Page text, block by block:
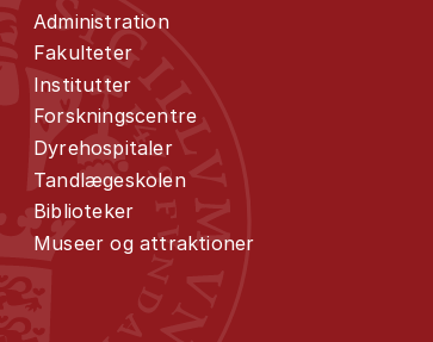
Administration
Fakulteter
Institutter
Forskningscentre
Dyrehospitaler
Tandlægeskolen
Biblioteker
Museer og attraktioner